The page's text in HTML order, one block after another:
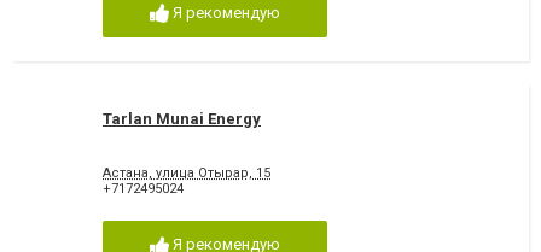
Я рекомендую
Tarlan Munai Energy
Астана, улица Отырар, 15
+7172495024
Я рекомендую